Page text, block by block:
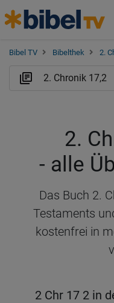
Bibel TV Bibelthek 2.
2.
- alle
Das Buch 2.
Testaments
kostenfrei in
2 Chr 17 2 in